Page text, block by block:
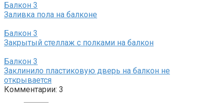
Балкон 3
Заливка пола на балконе
Балкон 3
Закрытый стеллаж с полками на балкон
Балкон 3
Заклинило пластиковую дверь на балкон не
открывается
Комментарии: 3